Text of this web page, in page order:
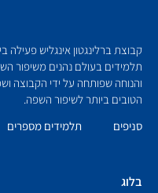
תלמידים בעולם נהנים משיפור
והנוחה שפותחה על ידי הקבוצה
הטובים ביותר לשיפור השפה.
סניפים
תלמידים מספרים
בלוג